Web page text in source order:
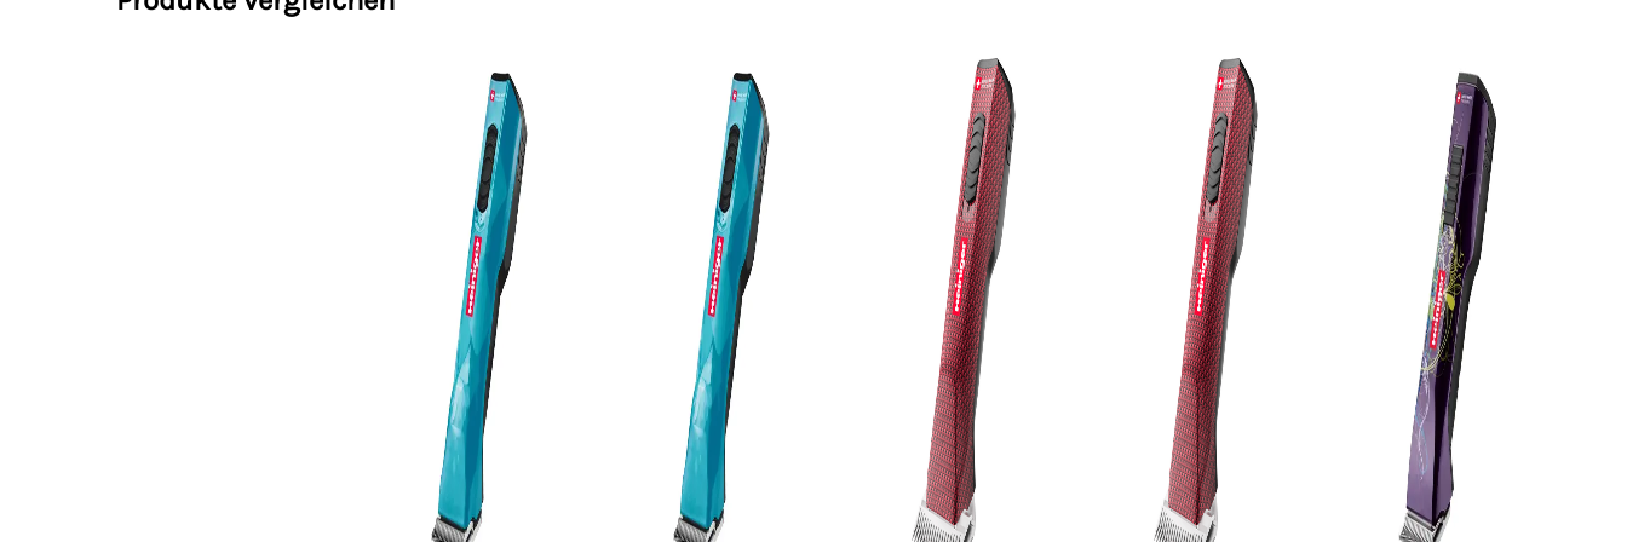
1 Schermaschine OPAL
1 Scherkopf #10
1 Ladestation
1 Transport- und Aufbewahrungsbox
1 Schermaschinenöl
1 Reinigungspinsel
1 Handbuch
Pflegehinweis:
Der mitgelieferter Original Heiniger SnapOn Scherkopf wird aus hochwertigem